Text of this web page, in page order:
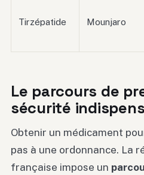
Tirzépatide Mounjaro
Le parcours de
sécurité
Obtenir un médicament
pas à une ordonnance. La
française impose un